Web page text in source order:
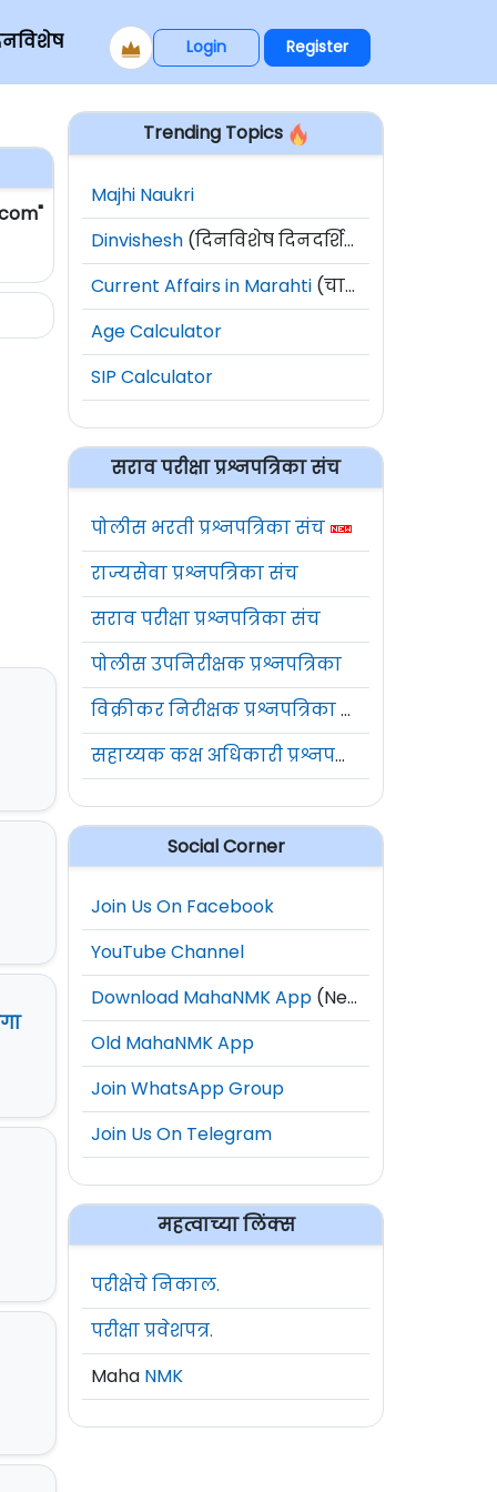
Login Register
Trending Topics
Majhi Naukri
Dinvishesh (दिनविशेष दिनदर्शिका)
Current Affairs in Marahti (चालू घडामोडी)
Age Calculator
SIP Calculator
सराव परीक्षा प्रश्नपत्रिका संच
पोलीस भरती प्रश्नपत्रिका संच
राज्यसेवा प्रश्नपत्रिका संच
सराव परीक्षा प्रश्नपत्रिका संच
पोलीस उपनिरीक्षक प्रश्नपत्रिका
विक्रीकर निरीक्षक प्रश्नपत्रिका संच
सहाय्यक कक्ष अधिकारी प्रश्नपत्रिका संच
Social Corner
Join Us On Facebook
YouTube Channel
Download MahaNMK App (New)
Old MahaNMK App
Join WhatsApp Group
Join Us On Telegram
महत्वाच्या लिंक्स
परीक्षेचे निकाल.
परीक्षा प्रवेशपत्र.
Maha NMK